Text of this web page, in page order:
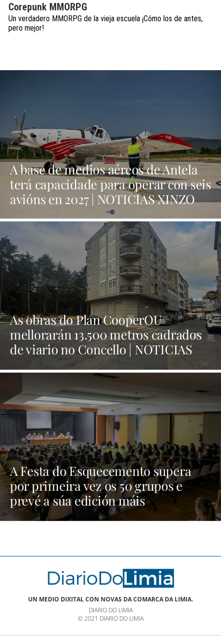
Corepunk MMORPG
Un verdadero MMORPG de la vieja escuela ¡Cómo los de antes,
pero mejor!
A base de medios aéreos de Antela
terá capacidade para operar con seis
avións en 2027 | NOTICIAS XINZO
As obras do Plan CooperOU
mellorarán 13.500 metros cadrados
de viario no Concello | NOTICIAS
A Festa do Esquecemento supera
por primeira vez os 50 grupos e
prevé a súa edición máis
multitudinaria | NOTICIAS XINZO
UN MEDIO DIXITAL CON NOVAS DA COMARCA DA LIMIA.
DIARIO DO LIMIA
© 2021 DIARIO DO LIMIA